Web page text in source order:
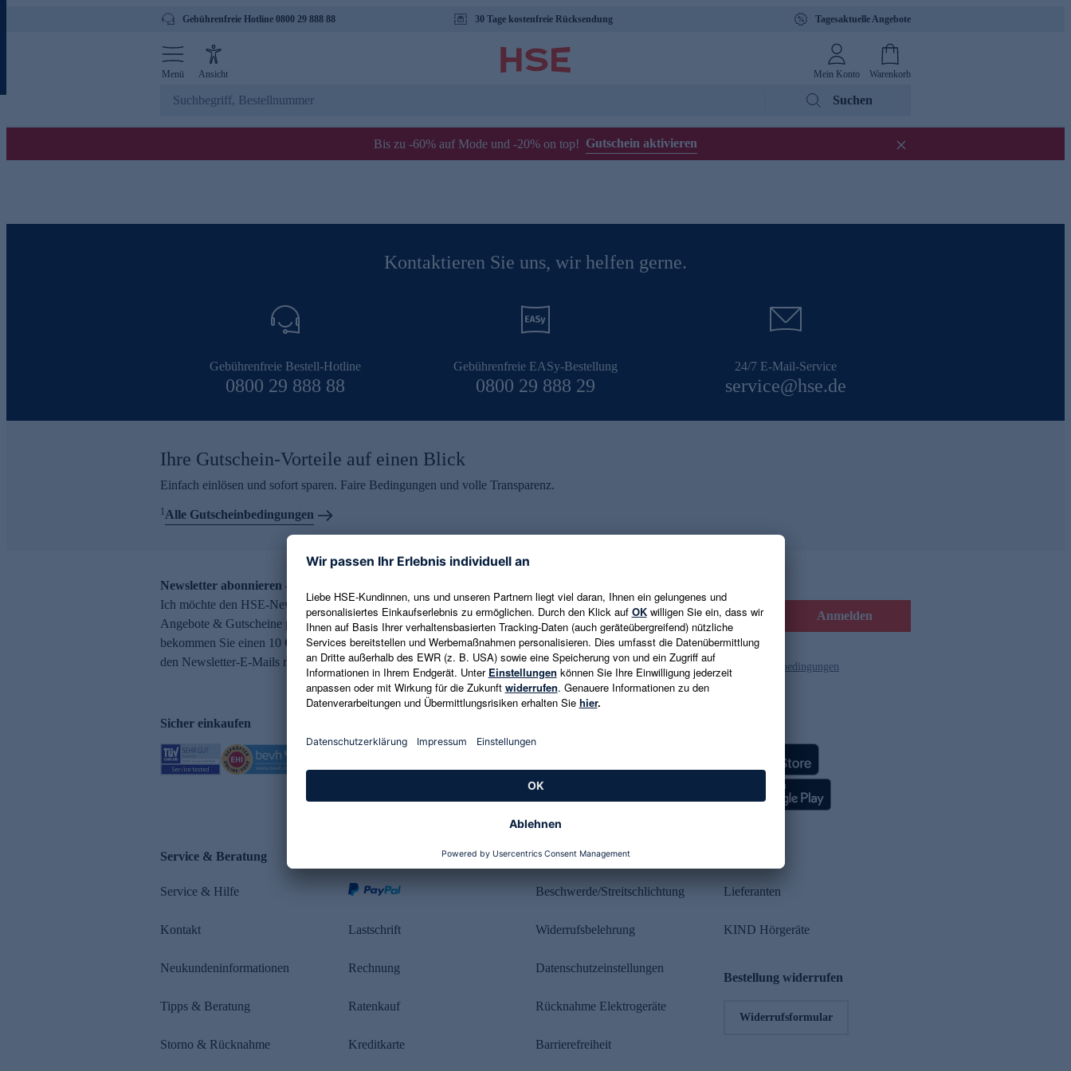
Gebührenfreie Hotline 0800 29 888 88 30 Tage kostenfreie Rücksendung Tagesaktuelle Angebote
Menü Ansicht Mein Konto Warenkorb
Suchen
Bis zu -60% auf Mode und -20% on top! Gutschein aktivieren
Kontaktieren Sie uns, wir helfen gerne.
Gebührenfreie Bestell-Hotline
0800 29 888 88
Gebührenfreie EASy-Bestellung
0800 29 888 29
24/7 E-Mail-Service
service@hse.de
Ihre Gutschein-Vorteile auf einen Blick
Einfach einlösen und sofort sparen. Faire Bedingungen und volle Transparenz.
1Alle Gutscheinbedingungen
Newsletter abonnieren – 10 € Gutschein erhalten
Ich möchte den HSE-Newsletter abonnieren und aktuelle Trends,
Angebote & Gutscheine per E-Mail erhalten. Als Dankeschön
bekommen Sie einen 10 € Gutschein. Eine Abmeldung ist jederzeit in
den Newsletter-E-Mails möglich.
E-Mail-Adresse eingeben Anmelden
Es gelten die Datenschutzrichtlinien und die Gutscheinbedingungen
Sicher einkaufen
Service & Beratung
Service & Hilfe
Kontakt
Neukundeninformationen
Tipps & Beratung
Storno & Rücknahme
Lastschrift
Rechnung
Ratenkauf
Kreditkarte
Rechtliches
Beschwerde/Streitschlichtung
Widerrufsbelehrung
Datenschutzeinstellungen
Rücknahme Elektrogeräte
Barrierefreiheit
Lieferanten
KIND Hörgeräte
Bestellung widerrufen
Widerrufsformular